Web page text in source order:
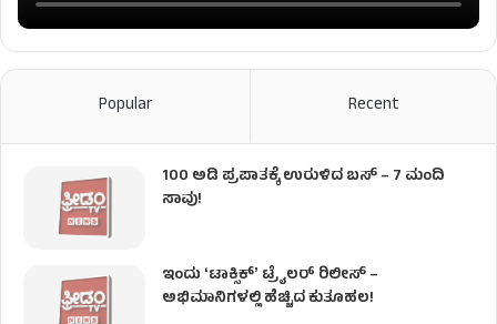
Popular Recent
100 ಅಡಿ ಪ್ರಪಾತಕ್ಕೆ ಉರುಳಿದ ಬಸ್‌ – 7 ಮಂದಿ
ಸಾವು!
ಇಂದು ʻಟಾಕ್ಸಿಕ್ʼ ಟ್ರೈಲರ್ ರಿಲೀಸ್‌ –
ಅಭಿಮಾನಿಗಳಲ್ಲಿ ಹೆಚ್ಚಿದ ಕುತೂಹಲ!